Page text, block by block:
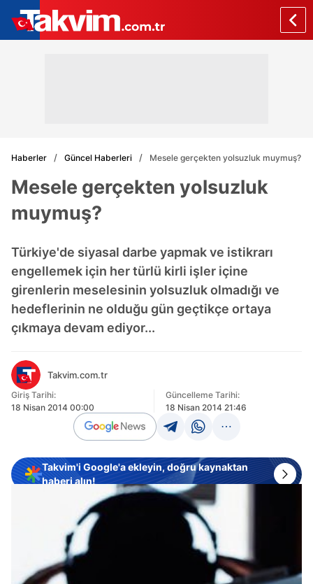
Haberler Güncel Haberleri Mesele gerçekten yolsuzluk muymuş?
Mesele gerçekten yolsuzluk
muymuş?
Türkiye'de siyasal darbe yapmak ve istikrarı
engellemek için her türlü kirli işler içine
girenlerin meselesinin yolsuzluk olmadığı ve
hedeflerinin ne olduğu gün geçtikçe ortaya
çıkmaya devam ediyor...
Takvim.com.tr
Giriş Tarihi:
18 Nisan 2014 00:00
Güncelleme Tarihi:
18 Nisan 2014 21:46
Takvim'i Google'a ekleyin, doğru kaynaktan
haberi alın!